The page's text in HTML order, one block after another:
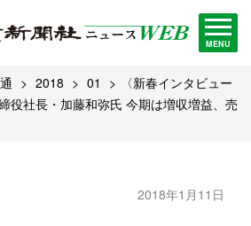
MENU
2018 01
〈新春インタビュー
役社長・加藤和弥氏 今期は増収増益、売
2018年1月11日